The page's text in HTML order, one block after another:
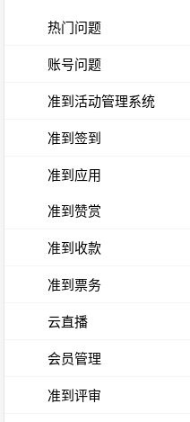
热门问题
账号问题
准到活动管理系统
准到签到
准到应用
准到赞赏
准到收款
准到票务
云直播
会员管理
准到评审